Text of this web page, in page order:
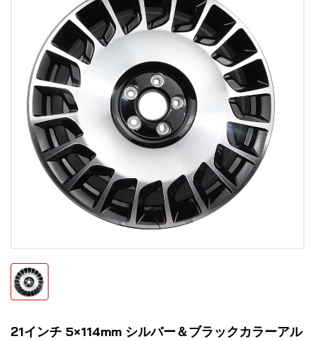
21インチ 5×114mm シルバー＆ブラックカラーアル